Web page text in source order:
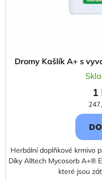
Dromy Kašlík A+ s
1
Herbální doplňkové krmivo
Díky Alltech Mycosorb A+®
které jsou